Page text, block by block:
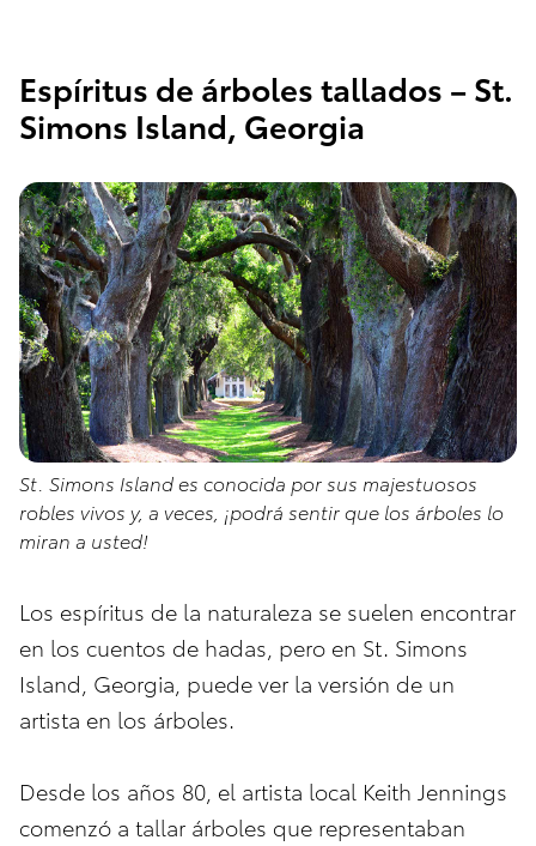
Espíritus de árboles tallados – St.
Simons Island, Georgia
St. Simons Island es conocida por sus majestuosos
robles vivos y, a veces, ¡podrá sentir que los árboles lo
miran a usted!
Los espíritus de la naturaleza se suelen encontrar
en los cuentos de hadas, pero en St. Simons
Island, Georgia, puede ver la versión de un
artista en los árboles.
Desde los años 80, el artista local Keith Jennings
comenzó a tallar árboles que representaban